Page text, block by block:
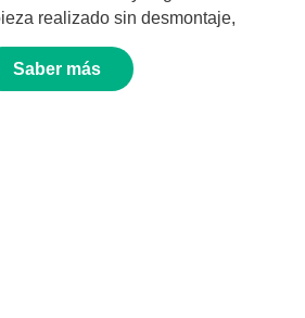
realizado sin desmontaje,
Saber más